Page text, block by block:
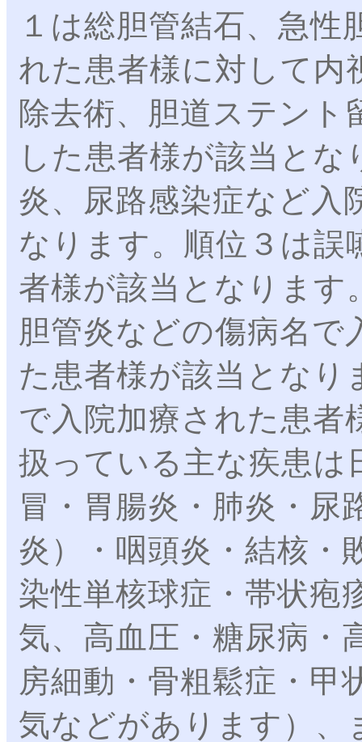
１は総胆管結石、急
れた患者様に対して内
除去術、胆道ステント
した患者様が該当と
炎、尿路感染症など入
なります。順位３は誤
者様が該当となります
胆管炎などの傷病名で
た患者様が該当となり
で入院加療された患者
扱っている主な疾患は
冒・胃腸炎・肺炎・尿
炎）・咽頭炎・結核・
染性単核球症・帯状疱
気、高血圧・糖尿病・
房細動・骨粗鬆症・甲
気などがあります）